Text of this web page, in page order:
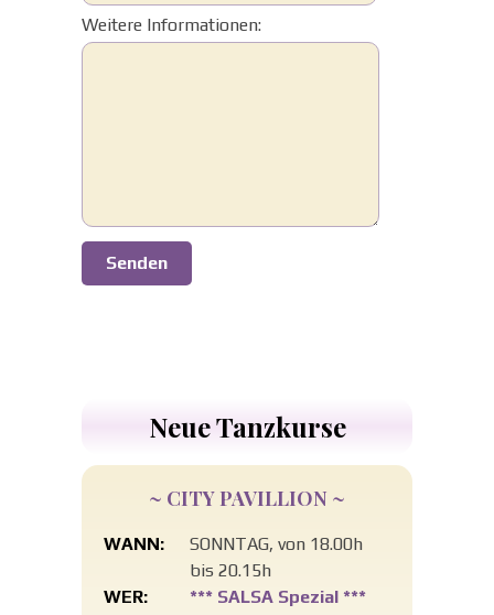
Weitere Informationen:
Senden
Neue Tanzkurse
~ CITY PAVILLION ~
WANN:
SONNTAG, von 18.00h
bis 20.15h
WER:
*** SALSA Spezial ***